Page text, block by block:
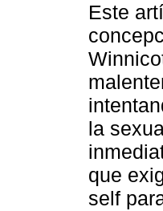
Este
la
que
self